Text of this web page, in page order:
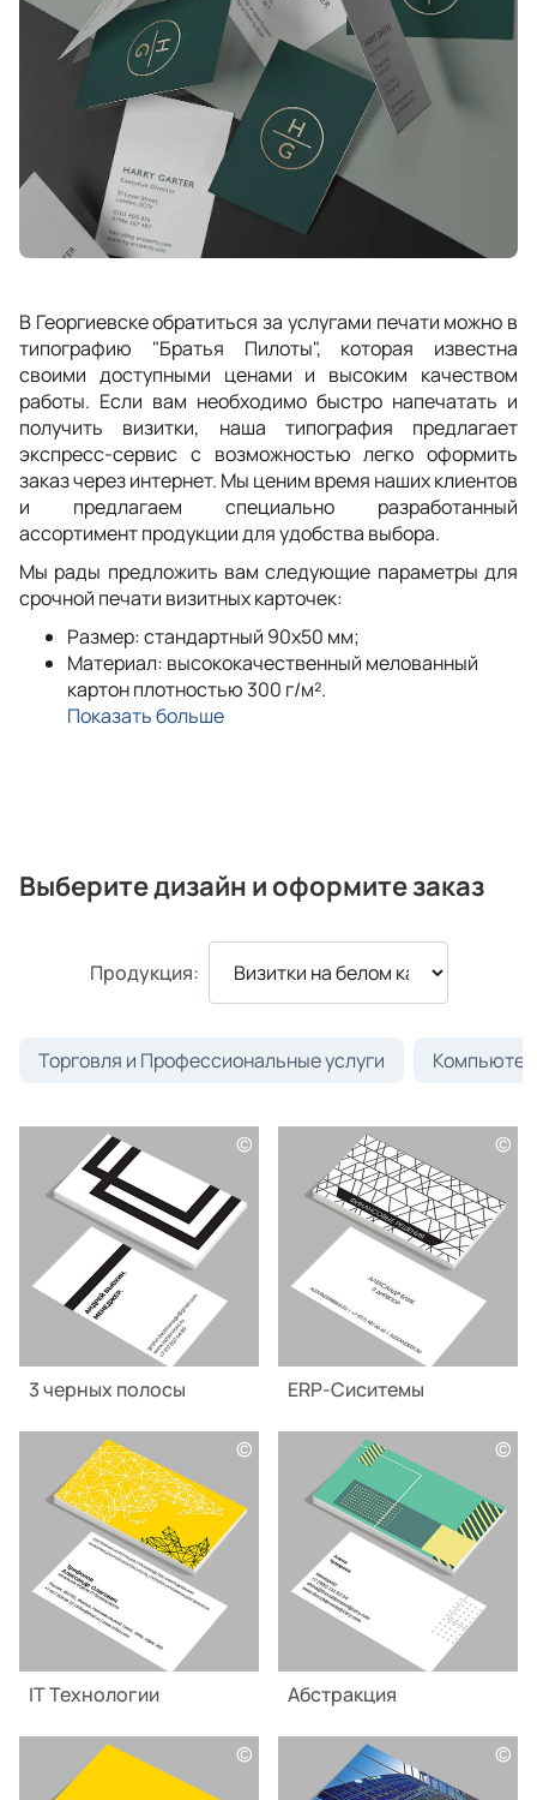
В Георгиевске обратиться за услугами печати можно в
типографию "Братья Пилоты", которая известна
своими доступными ценами и высоким качеством
работы. Если вам необходимо быстро напечатать и
получить визитки, наша типография предлагает
экспресс-сервис с возможностью легко оформить
заказ через интернет. Мы ценим время наших клиентов
и предлагаем специально разработанный
ассортимент продукции для удобства выбора.
Мы рады предложить вам следующие параметры для
срочной печати визитных карточек:
Размер: стандартный 90x50 мм;
Материал: высококачественный мелованный
картон плотностью 300 г/м².
Показать больше
Выберите дизайн и оформите заказ
Продукция:
Торговля и Профессиональные услуги
©
3 черных полосы
©
ERP-Сиситемы
©
IT Технологии
©
Абстракция
© ©